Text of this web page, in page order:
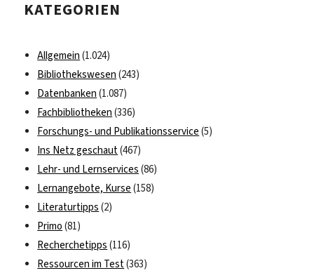
KATEGORIEN
Allgemein (1.024)
Bibliothekswesen (243)
Datenbanken (1.087)
Fachbibliotheken (336)
Forschungs- und Publikationsservice (5)
Ins Netz geschaut(467)
Lehr- und Lernservices (86)
Lernangebote, Kurse (158)
Literaturtipps (2)
Primo (81)
Recherchetipps (116)
Ressourcen im Test(363)